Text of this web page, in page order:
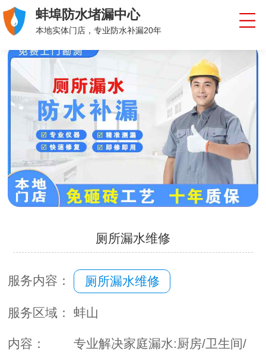
蚌埠防水堵漏中心
本地实体门店，专业防水补漏20年
厕所漏水维修
服务内容： 厕所漏水维修
服务区域： 蚌山
内容：
专业解决家庭漏水:厨房/卫生间/